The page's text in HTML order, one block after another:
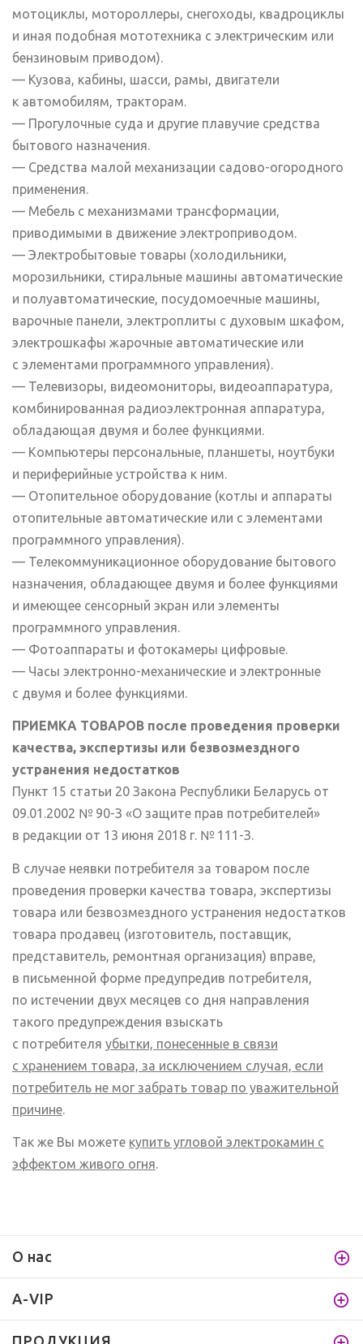
мотоциклы, мотороллеры, снегоходы, квадроциклы
и иная подобная мототехника с электрическим или
бензиновым приводом).
— Кузова, кабины, шасси, рамы, двигатели
к автомобилям, тракторам.
— Прогулочные суда и другие плавучие средства
бытового назначения.
— Средства малой механизации садово-огородного
применения.
— Мебель с механизмами трансформации,
приводимыми в движение электроприводом.
— Электробытовые товары (холодильники,
морозильники, стиральные машины автоматические
и полуавтоматические, посудомоечные машины,
варочные панели, электроплиты с духовым шкафом,
электрошкафы жарочные автоматические или
с элементами программного управления).
— Телевизоры, видеомониторы, видеоаппаратура,
комбинированная радиоэлектронная аппаратура,
обладающая двумя и более функциями.
— Компьютеры персональные, планшеты, ноутбуки
и периферийные устройства к ним.
— Отопительное оборудование (котлы и аппараты
отопительные автоматические или с элементами
программного управления).
— Телекоммуникационное оборудование бытового
назначения, обладающее двумя и более функциями
и имеющее сенсорный экран или элементы
программного управления.
— Фотоаппараты и фотокамеры цифровые.
— Часы электронно-механические и электронные
с двумя и более функциями.
ПРИЕМКА ТОВАРОВ после проведения проверки
качества, экспертизы или безвозмездного
устранения недостатков
Пункт 15 статьи 20 Закона Республики Беларусь от
09.01.2002 № 90-З «О защите прав потребителей»
в редакции от 13 июня 2018 г. № 111-З.
В случае неявки потребителя за товаром после
проведения проверки качества товара, экспертизы
товара или безвозмездного устранения недостатков
товара продавец (изготовитель, поставщик,
представитель, ремонтная организация) вправе,
в письменной форме предупредив потребителя,
по истечении двух месяцев со дня направления
такого предупреждения взыскать
с потребителя убытки, понесенные в связи
с хранением товара, за исключением случая, если
потребитель не мог забрать товар по уважительной
причине
Так же Вы можете купить угловой электрокамин с
эффектом живого огня.
О нас
A-VIP
ПРОДУКЦИЯ